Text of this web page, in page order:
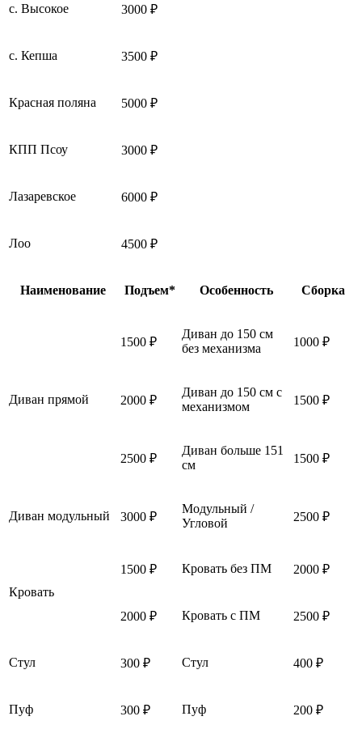
с. Высокое 3000 ₽
с. Кепша 3500 ₽
Красная поляна 5000 ₽
КПП Псоу 3000 ₽
Лазаревское 6000 ₽
Лоо 4500 ₽
Наименование Подъем* Особенность Сборка
Диван прямой
1500 ₽
Диван до 150 см
без механизма
1000 ₽
2000 ₽
Диван до 150 см с
механизмом
1500 ₽
2500 ₽
Диван больше 151
см
1500 ₽
Диван модульный 3000 ₽
Модульный /
Угловой
2500 ₽
Кровать
1500 ₽ Кровать без ПМ 2000 ₽
2000 ₽ Кровать с ПМ 2500 ₽
Стул 300 ₽ Стул 400 ₽
Пуф 300 ₽ Пуф 200 ₽